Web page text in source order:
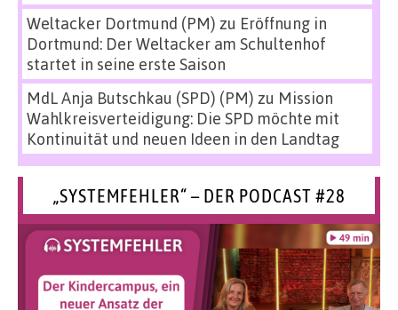
Weltacker Dortmund (PM) zu Eröffnung in
Dortmund: Der Weltacker am Schultenhof
startet in seine erste Saison
MdL Anja Butschkau (SPD) (PM) zu Mission
Wahlkreisverteidigung: Die SPD möchte mit
Kontinuität und neuen Ideen in den Landtag
„SYSTEMFEHLER“ – DER PODCAST #28